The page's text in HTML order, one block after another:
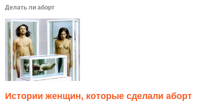
Делать ли аборт
Истории женщин, которые сделали аборт